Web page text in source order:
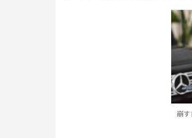
崩